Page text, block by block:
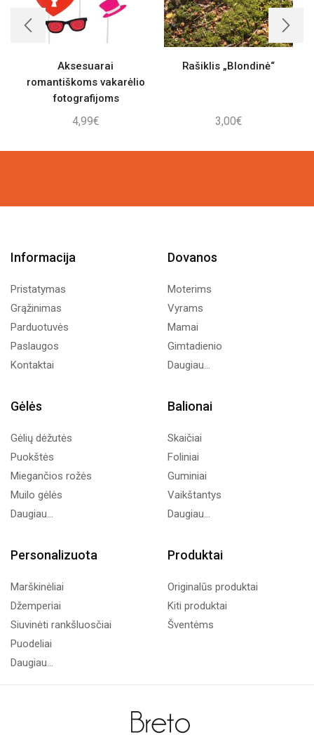
Aksesuarai
romantiškoms vakarėlio
fotografijoms
4,99€
Rašiklis „Blondinė“
3,00€
Informacija
Pristatymas
Grąžinimas
Parduotuvės
Paslaugos
Kontaktai
Dovanos
Moterims
Vyrams
Mamai
Gimtadienio
Daugiau...
Gėlės
Gėlių dėžutės
Puokštės
Miegančios rožės
Muilo gėlės
Daugiau...
Balionai
Skaičiai
Foliniai
Guminiai
Vaikštantys
Daugiau...
Personalizuota
Marškinėliai
Džemperiai
Siuvinėti rankšluosčiai
Puodeliai
Daugiau...
Produktai
Originalūs produktai
Kiti produktai
Šventėms